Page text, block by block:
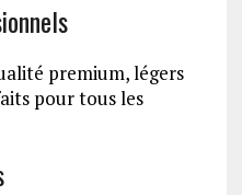
premium, légers
pour tous les